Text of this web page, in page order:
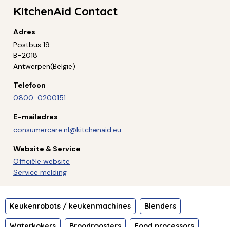
KitchenAid Contact
Adres
Postbus 19
B-2018
Antwerpen(Belgie)
Telefoon
0800-0200151
E-mailadres
consumercare.nl@kitchenaid.eu
Website & Service
Officiële website
Service melding
Keukenrobots / keukenmachines Blenders